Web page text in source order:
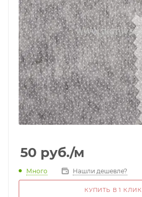
50 руб./м
Много Нашли дешевле?
КУПИТЬ В 1 КЛИК